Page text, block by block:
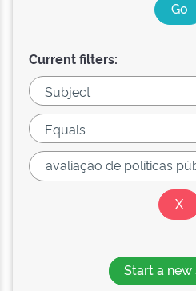
Current filters:
Start a new